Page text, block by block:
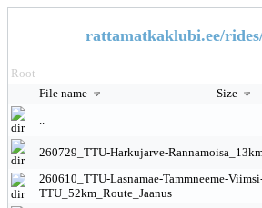
rattamatkaklubi.ee/
Root
File name
Size
..
260729_TTU-Harkujarve-
260610_TTU-Lasnamae-Tammneeme-
TTU_52km_Route_Jaanus